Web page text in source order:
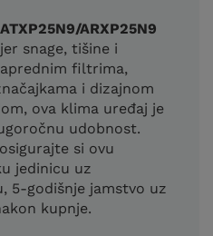
ATXP25N9/ARXP25N9
snage, tišine i
filtrima,
i dizajnom
ova klima uređaj je
udobnost.
si ovu
jedinicu uz
5-godišnje jamstvo uz
kupnje.